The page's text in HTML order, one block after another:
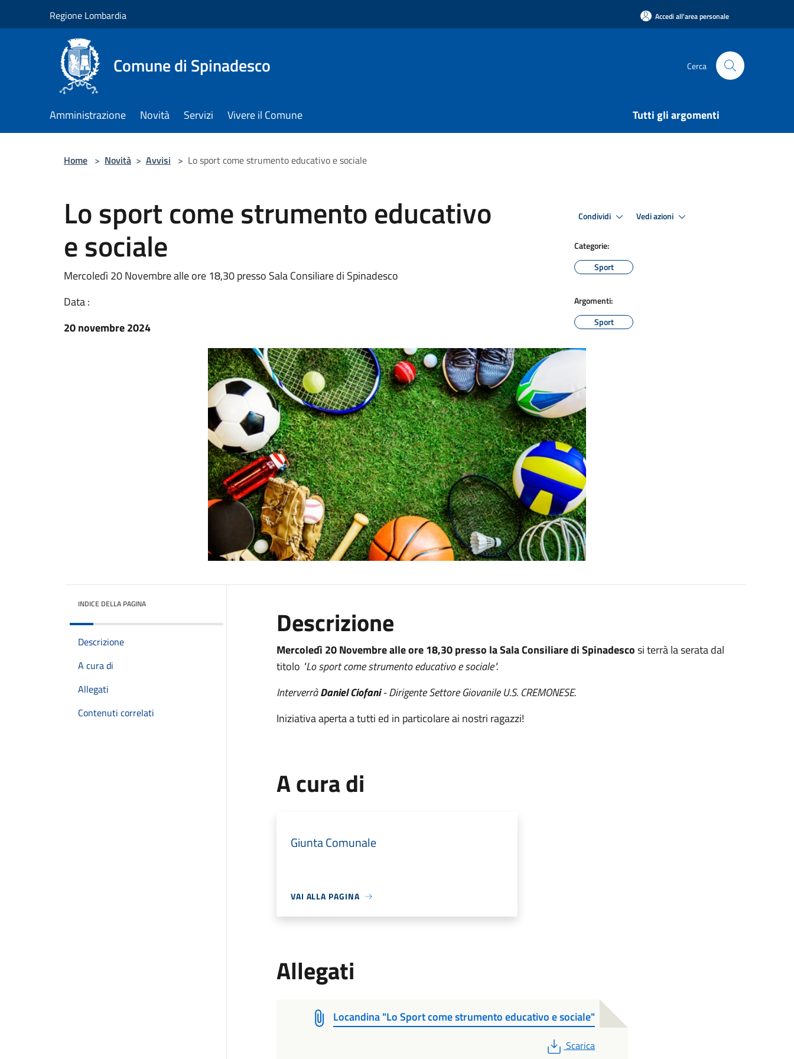
Regione Lombardia Accedi all'area personale
Comune di Spinadesco Cerca
Amministrazione Novità Servizi Vivere il Comune Tutti gli argomenti
Home > Novità > Avvisi > Lo sport come strumento educativo e sociale
Lo sport come strumento educativo
e sociale
Mercoledì 20 Novembre alle ore 18,30 presso Sala Consiliare di Spinadesco
Data :
20 novembre 2024
Condividi Vedi azioni
Categorie:
Sport
Argomenti:
Sport
INDICE DELLA PAGINA
Descrizione
A cura di
Allegati
Contenuti correlati
Descrizione
Mercoledì 20 Novembre alle ore 18,30 presso la Sala Consiliare di Spinadescosi terrà la serata dal
titolo "Lo sport come strumento educativo e sociale".
InterverràDanielCiofani- Dirigente Settore Giovanile U.S. CREMONESE.
Iniziativa aperta a tutti ed in particolare ai nostri ragazzi!
A cura di
Giunta Comunale
VAI ALLA PAGINA
Allegati
Locandina "Lo Sport come strumento educativo e sociale"
PDF
Scarica